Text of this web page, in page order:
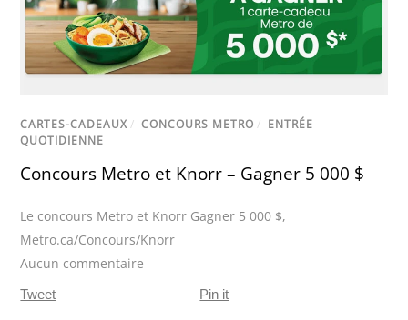
CARTES-CADEAUX / CONCOURS METRO / ENTRÉE
QUOTIDIENNE
Concours Metro et Knorr – Gagner 5 000 $
Le concours Metro et Knorr Gagner 5 000 $,
Metro.ca/Concours/Knorr
Aucun commentaire
Tweet Pin it